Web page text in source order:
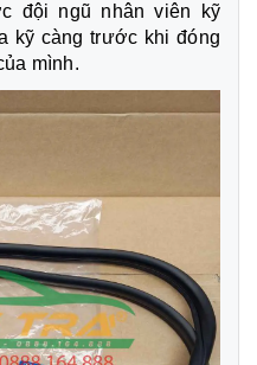
đội ngũ nhân viên kỹ
kỹ càng trước khi đóng
mình.